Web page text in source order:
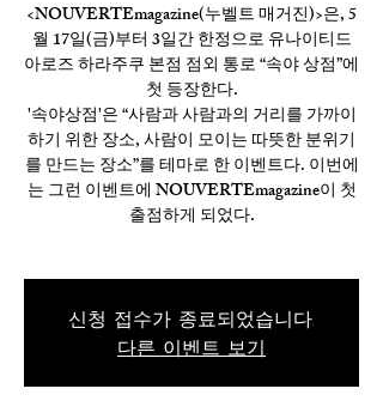
<NOUVERTEmagazine(누벨트 매거진)>은, 5
월 17일(금)부터 3일간 한정으로 유나이티드
아로즈 하라주쿠 본점 점외 통로 “속야 상점”에
첫 등장한다.
'속야상점'은 “사람과 사람과의 거리를 가까이
하기 위한 장소, 사람이 모이는 따뜻한 분위기
를 만드는 장소”를 테마로 한 이벤트다. 이번에
는 그런 이벤트에 NOUVERTEmagazine이 첫
출점하게 되었다.
신청 접수가 종료되었습니다.
다른 이벤트 보기